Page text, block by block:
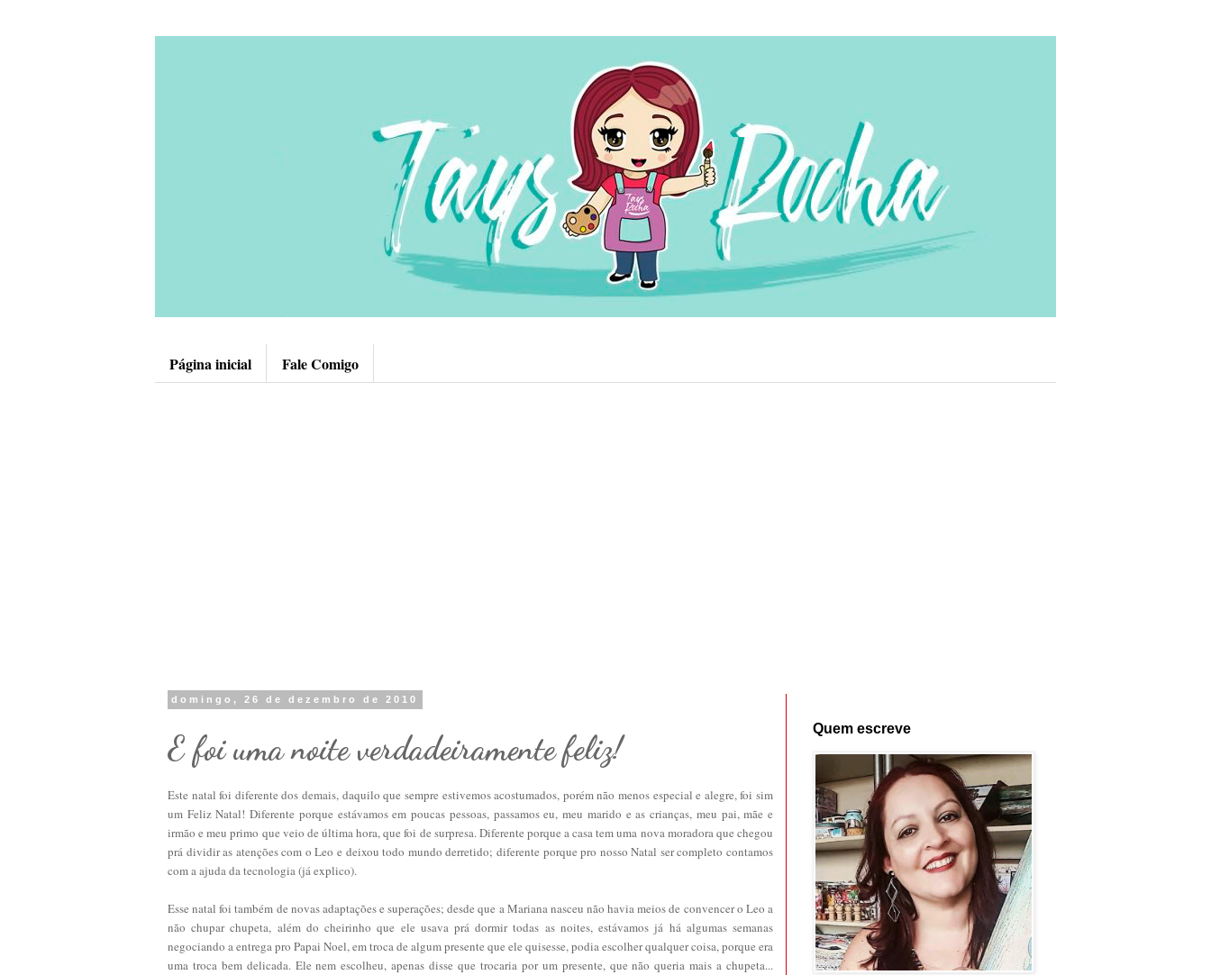
Página inicial Fale Comigo
domingo, 26 de dezembro de 2010
E foi uma noite verdadeiramente feliz!
Este natal foi diferente dos demais, daquilo que sempre estivemos acostumados, porém não menos especial e alegre, foi sim
um Feliz Natal! Diferente porque estávamos em poucas pessoas, passamos eu, meu marido e as crianças, meu pai, mãe e
irmão e meu primo que veio de última hora, que foi de surpresa. Diferente porque a casa tem uma nova moradora que chegou
prá dividir as atenções com o Leo e deixou todo mundo derretido; diferente porque pro nosso Natal ser completo contamos
com a ajuda da tecnologia (já explico).
Esse natal foi também de novas adaptações e superações; desde que a Mariana nasceu não havia meios de convencer o Leo a
não chupar chupeta, além do cheirinho que ele usava prá dormir todas as noites, estávamos já há algumas semanas
negociando a entrega pro Papai Noel, em troca de algum presente que ele quisesse, podia escolher qualquer coisa, porque era
uma troca bem delicada. Ele nem escolheu, apenas disse que trocaria por um presente, que não queria mais a chupeta...
Quem escreve